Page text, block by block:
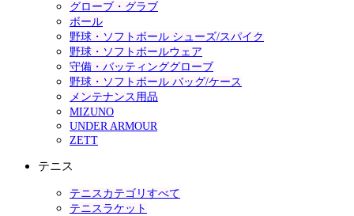
グローブ・グラブ
ボール
野球・ソフトボール シューズ/スパイク
野球・ソフトボールウェア
守備・バッティンググローブ
野球・ソフトボール バッグ/ケース
メンテナンス用品
MIZUNO
UNDER ARMOUR
ZETT
テニス
テニスカテゴリすべて
テニスラケット